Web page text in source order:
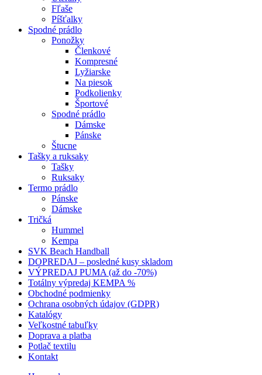
Fľaše
Píšťalky
Spodné prádlo
Ponožky
Členkové
Kompresné
Lyžiarske
Na piesok
Podkolienky
Športové
Spodné prádlo
Dámske
Pánske
Štucne
Tašky a ruksaky
Tašky
Ruksaky
Termo prádlo
Pánske
Dámske
Tričká
Hummel
Kempa
SVK Beach Handball
DOPREDAJ – posledné kusy skladom
VÝPREDAJ PUMA (až do -70%)
Totálny výpredaj KEMPA %
Obchodné podmienky
Ochrana osobných údajov (GDPR)
Katalógy
Veľkostné tabuľky
Doprava a platba
Potlač textilu
Kontakt